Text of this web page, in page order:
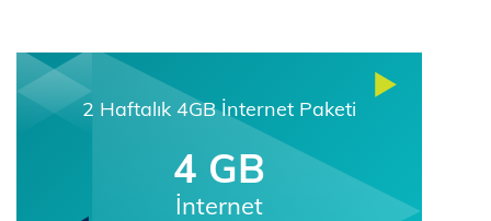
2 Haftalık 4GB İnternet Paketi
4 GB
İnternet